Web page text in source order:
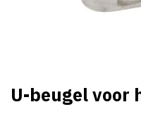
U-beugel voor